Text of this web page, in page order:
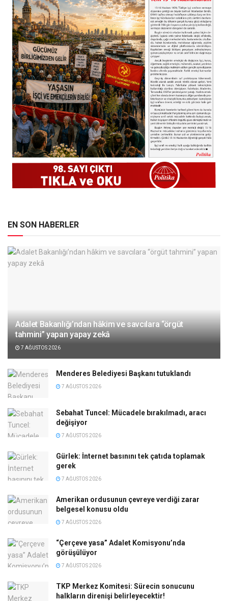
EN SON HABERLER
Adalet Bakanlığı’ndan hâkim ve savcılara “örgüt
tahmini” yapan yapay zekâ
7 AĞUSTOS 2026
Menderes Belediyesi Başkanı tutuklandı
7 AĞUSTOS 2026
Sebahat Tuncel: Mücadele bırakılmadı, aracı
değişiyor
7 AĞUSTOS 2026
Gürlek: İnternet basınını tek çatıda toplamak
gerek
7 AĞUSTOS 2026
Amerikan ordusunun çevreye verdiği zarar
belgesel konusu oldu
7 AĞUSTOS 2026
“Çerçeve yasa” Adalet Komisyonu’nda
görüşülüyor
7 AĞUSTOS 2026
TKP Merkez Komitesi: Sürecin sonucunu
halkların direnişi belirleyecektir!